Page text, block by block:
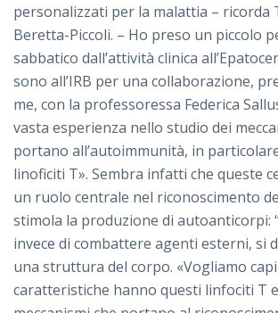
personalizzati per la malattia – ricorda
Beretta-Piccoli. – Ho preso un piccolo
sabbatico dall’attività clinica
sono all’IRB per una collaborazione,
me, con la professoressa Federica
vasta esperienza nello studio dei
portano all’autoimmunità, in
linoficiti T». Sembra infatti che queste
un ruolo centrale nel riconoscimento
stimola la produzione di autoanticorpi:
invece di combattere agenti esterni, si
una struttura del corpo. «Vogliamo
caratteristiche hanno questi linfociti T